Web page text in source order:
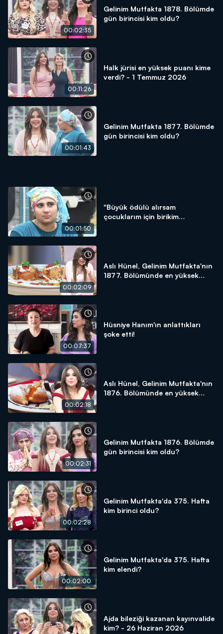
00:02:35
Gelinim Mutfakta 1878. Bölümde
gün birincisi kim oldu?
00:11:26
Halk jürisi en yüksek puanı kime
verdi? - 1 Temmuz 2026
00:01:43
Gelinim Mutfakta 1877. Bölümde
gün birincisi kim oldu?
00:01:50
"Büyük ödülü alırsam
çocuklarım için birikim
00:02:09
Aslı Hünel, Gelinim Mutfakta'nın
1877. Bölümünde en yüksek
00:07:37
Hüsniye Hanım'ın anlattıkları
şoke etti!
00:02:18
Aslı Hünel, Gelinim Mutfakta'nın
1876. Bölümünde en yüksek
00:02:31
Gelinim Mutfakta 1876. Bölümde
gün birincisi kim oldu?
00:02:28
Gelinim Mutfakta'da 375. Hafta
kim birinci oldu?
00:02:00
Gelinim Mutfakta'da 375. Hafta
kim elendi?
Ajda bileziği kazanan kayınvalide
kim? - 26 Haziran 2026